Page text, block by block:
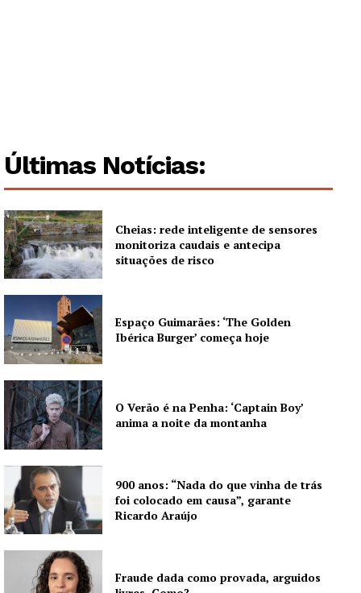
Últimas Notícias:
Cheias: rede inteligente de sensores
monitoriza caudais e antecipa
situações de risco
Espaço Guimarães: ‘The Golden
Ibérica Burger’ começa hoje
O Verão é na Penha: ‘Captain Boy’
anima a noite da montanha
900 anos: “Nada do que vinha de trás
foi colocado em causa”, garante
Ricardo Araújo
Fraude dada como provada, arguidos